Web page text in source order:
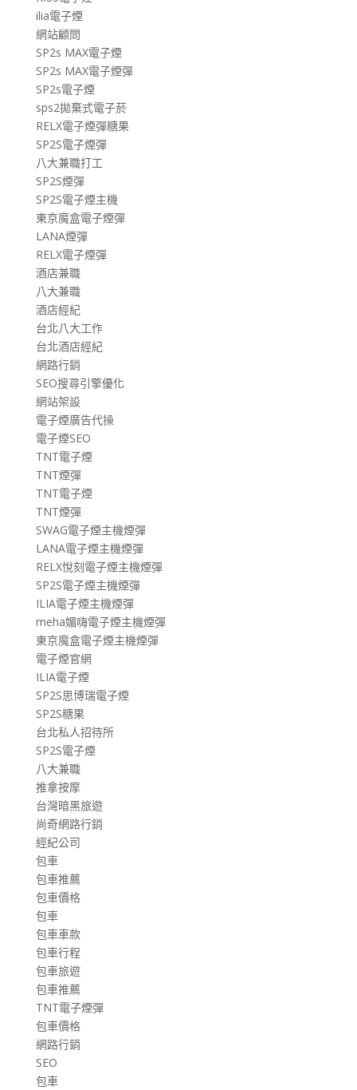
ilia電子煙
網站顧問
SP2s MAX電子煙
SP2s MAX電子煙彈
SP2s電子煙
sps2拋棄式電子菸
RELX電子煙彈糖果
SP2S電子煙彈
八大兼職打工
SP2S煙彈
SP2S電子煙主機
東京魔盒電子煙彈
LANA煙彈
RELX電子煙彈
酒店兼職
八大兼職
酒店經紀
台北八大工作
台北酒店經紀
網路行銷
SEO搜尋引擎優化
網站架設
電子煙廣告代操
電子煙SEO
TNT電子煙
TNT煙彈
TNT電子煙
TNT煙彈
SWAG電子煙主機煙彈
LANA電子煙主機煙彈
RELX悅刻電子煙主機煙彈
SP2S電子煙主機煙彈
ILIA電子煙主機煙彈
meha媚嗨電子煙主機煙彈
東京魔盒電子煙主機煙彈
電子煙官網
ILIA電子煙
SP2S思博瑞電子煙
SP2S糖果
台北私人招待所
SP2S電子煙
八大兼職
推拿按摩
台灣暗黑旅遊
尚奇網路行銷
經紀公司
包車
包車推薦
包車價格
包車
包車車款
包車行程
包車旅遊
包車推薦
TNT電子煙彈
包車價格
網路行銷
SEO
包車